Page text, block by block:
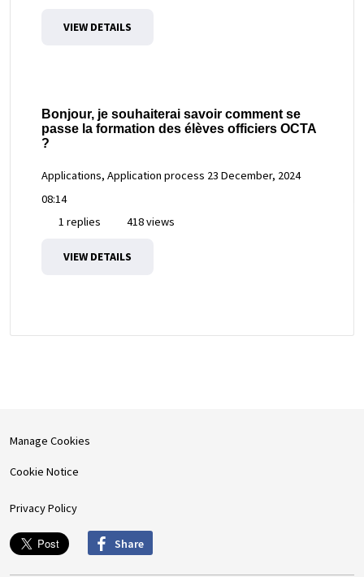
VIEW DETAILS
Bonjour, je souhaiterai savoir comment se
passe la formation des élèves officiers OCTA
?
Applications, Application process 23 December, 2024
08:14
1 replies
418 views
VIEW DETAILS
Manage Cookies
Cookie Notice
Privacy Policy
Share